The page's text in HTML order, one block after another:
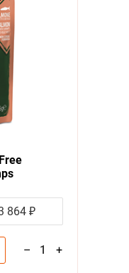
с
(цена за
864 ₽
– 1 +